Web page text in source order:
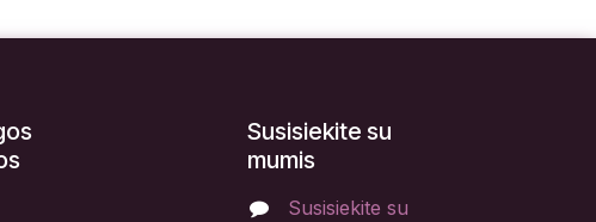
Susisiekite su
mumis
Susisiekite su